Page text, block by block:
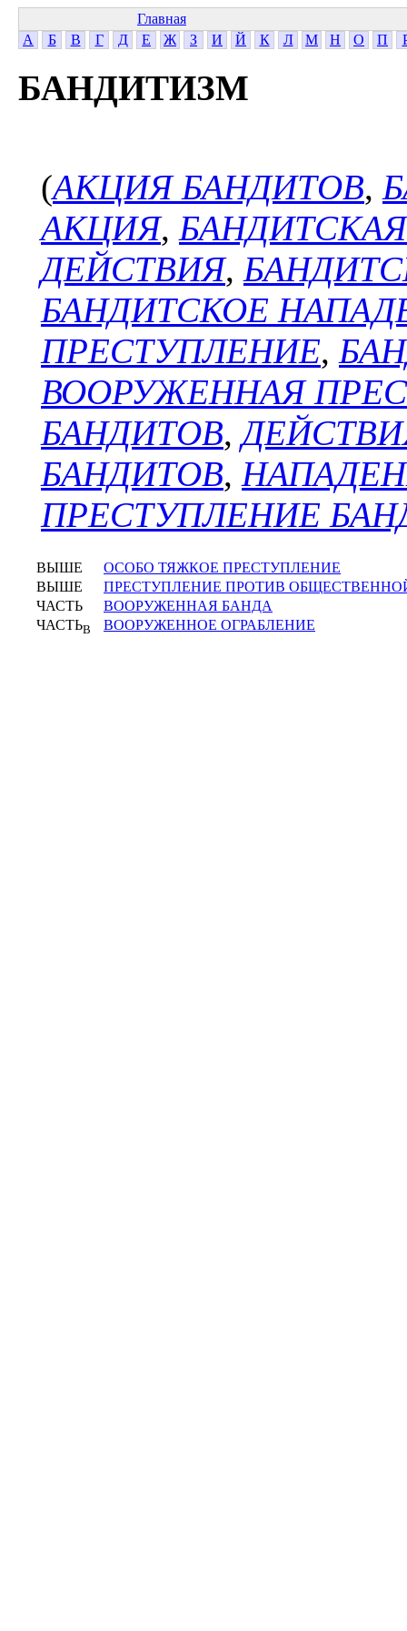
Главная
А
Б В Г Д Е Ж З И Й К Л М Н О П
БАНДИТИЗМ
(АКЦИЯ БАНДИТОВ,
АКЦИЯ,
ДЕЙСТВИЯ,
БАНДИТСКОЕ
ПРЕСТУПЛЕНИЕ,
ВООРУЖЕННАЯ
БАНДИТОВ,
БАНДИТОВ,
ПРЕСТУПЛЕНИЕ
ВЫШЕ
ОСОБО ТЯЖКОЕ ПРЕСТУПЛЕНИЕ
ВЫШЕ
ПРЕСТУПЛЕНИЕ ПРОТИВ
ЧАСТЬ
ВООРУЖЕННАЯ БАНДА
ЧАСТЬВ ВООРУЖЕННОЕ ОГРАБЛЕНИЕ